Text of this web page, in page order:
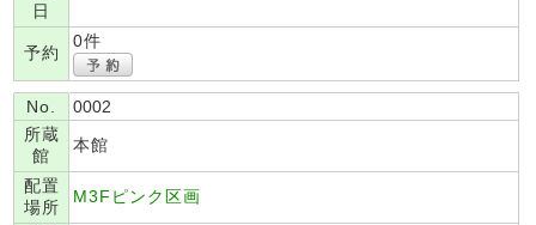
日
予約
0件
No.
0002
所蔵
館
本館
配置
場所
M3Fピンク区画